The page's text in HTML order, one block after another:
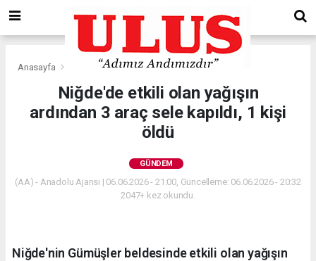
Anasayfa Gündem
Niğde'de etkili olan yağışın
ardından 3 araç sele kapıldı, 1 kişi
öldü
GÜNDEM
(AA) - Anadolu Ajansı | 06.06.2026 - 21:00, Güncelleme: 06.06.2026 - 20:32
2047+ kez okundu.
Niğde'nin Gümüşler beldesinde etkili olan yağışın